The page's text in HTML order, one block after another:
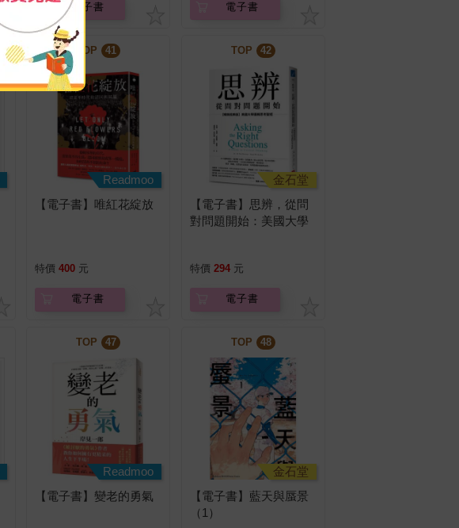
電子書 電子書
TOP 41
Readmoo
【電子書】唯紅花綻放
特價 400 元
電子書
TOP 42
金石堂
【電子書】思辨，從問
對問題開始：美國大學
特價 294 元
電子書
TOP 47
Readmoo
【電子書】變老的勇氣
TOP 48
金石堂
【電子書】藍天與蜃景
（1）